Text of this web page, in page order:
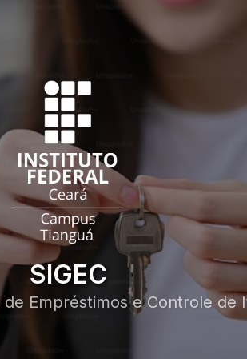
SIGEC
de Empréstimos e Controle de